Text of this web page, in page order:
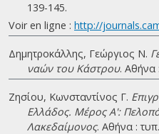
139-145.
Voir en ligne : http://
Δημητροκάλλης, Γεώργιος Ν.
ναών του Κάστρου. Αθήνα
Ζησίου, Κωνσταντίνος Γ.
Ελλάδος. Μέρος Α':
Λακεδαίμονος. Αθήνα :